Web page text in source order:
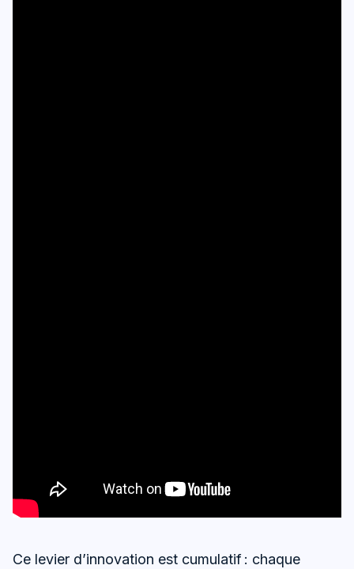
Ce levier d’innovation est cumulatif : chaque